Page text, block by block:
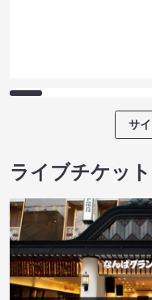
サ
ライブチケット